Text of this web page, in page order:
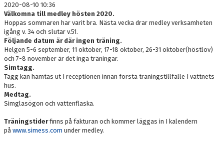
2020-08-10 10:36
Välkomna till medley hösten 2020.
Hoppas sommaren har varit bra. Nästa vecka drar medley verksamheten
igång v. 34 och slutar v.51.
Följande datum är där ingen träning.
Helgen 5-6 september, 11 oktober, 17-18 oktober, 26-31 oktober(höstlov)
och 7-8 november är det inga träningar.
Simtagg.
Tagg kan hämtas ut I receptionen innan första träningstillfälle I vattnets
hus.
Medtag.
Simglasögon och vattenflaska.
Träningstiderfinns på fakturan och kommer läggas in I kalendern
på www.simess.com under medley.